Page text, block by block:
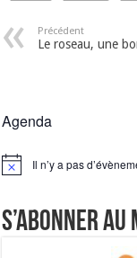
Précédent
Le roseau, une
Agenda
Notice Il n’y a pas
S’abonner au